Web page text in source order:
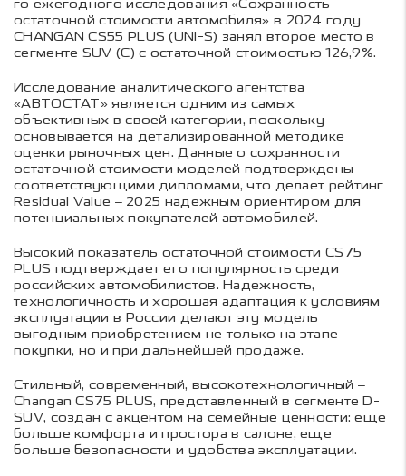
го ежегодного исследования «Сохранность
остаточной стоимости автомобиля» в 2024 году
CHANGAN CS55 PLUS (UNI-S) занял второе место в
сегменте SUV (C) с остаточной стоимостью 126,9%.
Исследование аналитического агентства
«АВТОСТАТ» является одним из самых
объективных в своей категории, поскольку
основывается на детализированной методике
оценки рыночных цен. Данные о сохранности
остаточной стоимости моделей подтверждены
соответствующими дипломами, что делает рейтинг
Residual Value – 2025 надежным ориентиром для
потенциальных покупателей автомобилей.
Высокий показатель остаточной стоимости CS75
PLUS подтверждает его популярность среди
российских автомобилистов. Надежность,
технологичность и хорошая адаптация к условиям
эксплуатации в России делают эту модель
выгодным приобретением не только на этапе
покупки, но и при дальнейшей продаже.
Стильный, современный, высокотехнологичный –
Changan CS75 PLUS, представленный в сегменте D-
SUV, создан с акцентом на семейные ценности: еще
больше комфорта и простора в салоне, еще
больше безопасности и удобства эксплуатации.